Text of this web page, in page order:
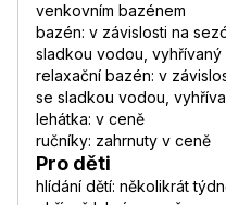
venkovním bazénem
bazén: v závislosti na
sladkou vodou, vyhřívaný
relaxační bazén: v
se sladkou vodou,
lehátka: v ceně
ručníky: zahrnuty v ceně
Pro děti
hlídání dětí: několikrát